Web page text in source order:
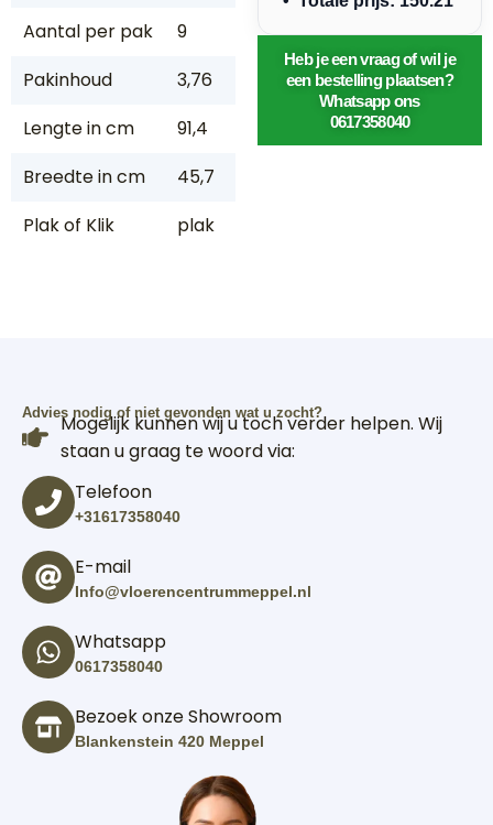
Aantal per pak
9
Pakinhoud
3,76
Lengte in cm
91,4
Breedte in cm
45,7
Plak of Klik
plak
Heb je een vraag of wil je
een bestelling plaatsen?
Whatsapp ons
0617358040
Advies nodig of niet gevonden wat u zocht?
Mogelijk kunnen wij u toch verder helpen. Wij
staan u graag te woord via:
Telefoon
+31617358040
E-mail
Info@vloerencentrummeppel.nl
Whatsapp
0617358040
Bezoek onze Showroom
Blankenstein 420 Meppel